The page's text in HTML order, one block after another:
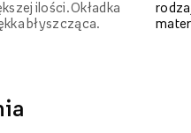
ilości. Okładka
błyszcząca.